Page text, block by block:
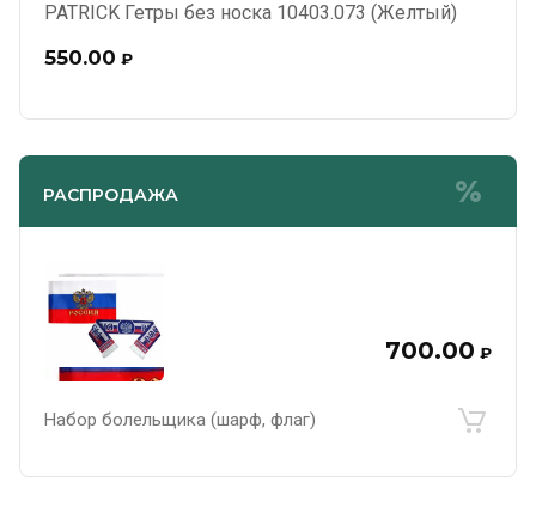
PATRICK Гетры без носка 10403.073 (Желтый)
550.00 ₽
РАСПРОДАЖА
700.00 ₽
Набор болельщика (шарф, флаг)